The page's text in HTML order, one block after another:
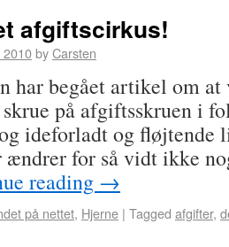
afgiftscirkus!
2010byCarsten
har begået artikel om
på afgiftsskruen i
ideforladt og fløjtende
ændrer for så vidt ikke
reading →
på nettet, Hjerne | Tagged afgifter,